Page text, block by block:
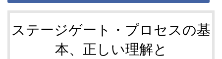
ステージゲート・プロセスの基
本、正しい理解と